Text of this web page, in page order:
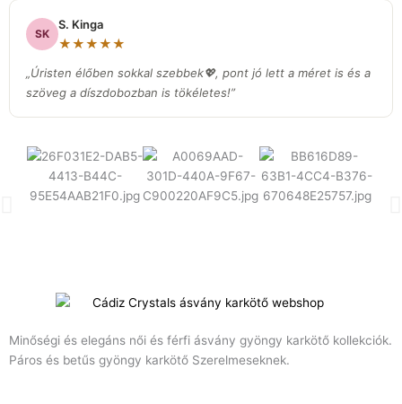
SK
S. Kinga
★★★★★
„Úristen élőben sokkal szebbek💖, pont jó lett a méret is és a
szöveg a díszdobozban is tökéletes!”
Minőségi és elegáns női és férfi ásvány gyöngy karkötő kollekciók.
Páros és betűs gyöngy karkötő Szerelmeseknek.